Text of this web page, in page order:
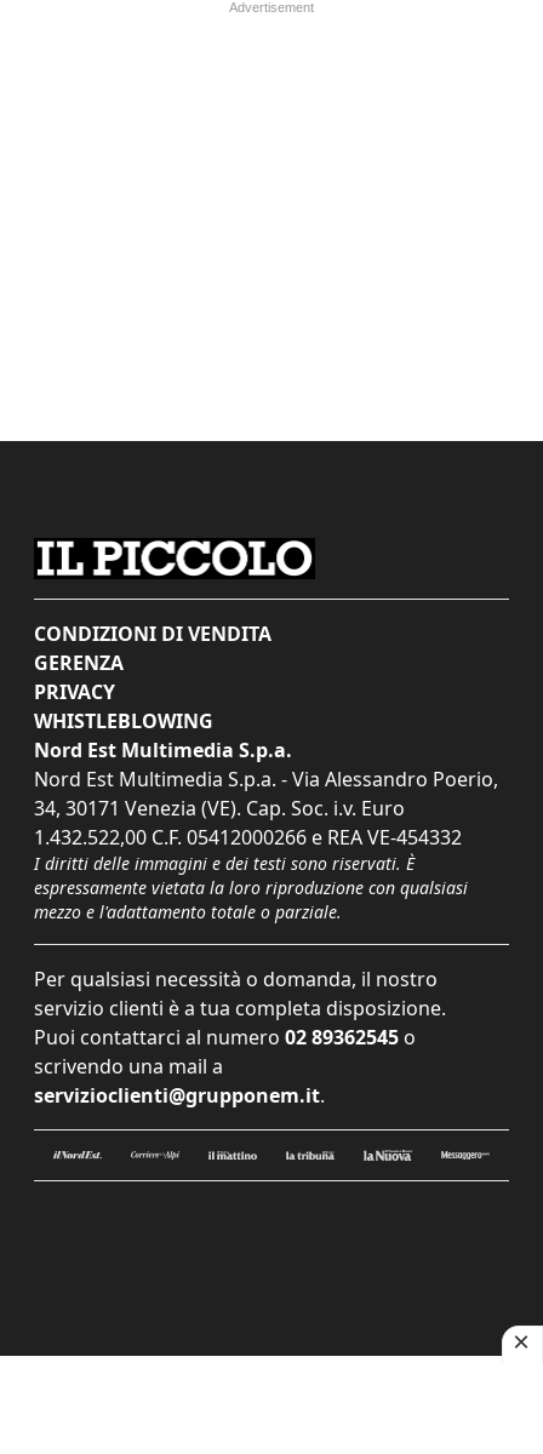
CONDIZIONI DI VENDITA
GERENZA
PRIVACY
WHISTLEBLOWING
Nord Est Multimedia S.p.a.
Nord Est Multimedia S.p.a. - Via Alessandro Poerio,
34, 30171 Venezia (VE). Cap. Soc. i.v. Euro
1.432.522,00 C.F. 05412000266 e REA VE-454332
I diritti delle immagini e dei testi sono riservati. È
espressamente vietata la loro riproduzione con qualsiasi
mezzo e l'adattamento totale o parziale.
Per qualsiasi necessità o domanda, il nostro
servizio clienti è a tua completa disposizione.
Puoi contattarci al numero 02 89362545 o
scrivendo una mail a
servizioclienti@grupponem.it.